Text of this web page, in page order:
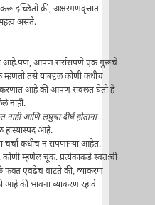
करू इच्छितो की, अक्षरगणवृत्तात
महत्व असते.
आहे.पण, आपण सर्रासपणे एक गुरूचे
तसे याबद्दल कोणी कधीच
आहे की आपण सवलत घेतो हे
नाही.
नाही आणि लघुचा दीर्घ होताना
आहे.
चर्चा कधीच न संपणार्‍या आहेत.
म्हणेल चूक. प्रत्येकाकडे स्वतःची
फक्त एवढेच वाटते की, व्याकरण
आहे की भावना व्याकरण रहावे